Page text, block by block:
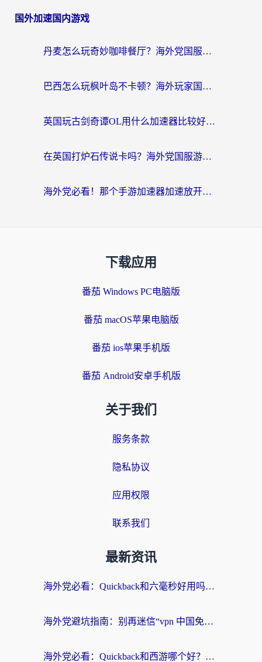
国外加速国内游戏
丹麦怎么玩奇妙咖啡餐厅？海外党国服游戏加速全攻略（附灌篮高手元气骑士实测）
巴西怎么玩枫叶岛不卡顿？海外玩家国服游戏加速器终极指南（含战双野兽领主提速秘籍）
英国玩古剑奇谭OL用什么加速器比较好？留学生亲测有效的国服游戏加速指南
在英国打炉石传说卡吗？海外党国服游戏不卡顿的终极指南
海外党必看！那个手游加速器加速放开那三国3最好？一篇解决国服游戏卡顿难题
下载应用
番茄 Windows PC电脑版
番茄 macOS苹果电脑版
番茄 ios苹果手机版
番茄 Android安卓手机版
关于我们
服务条款
隐私协议
应用权限
联系我们
最新资讯
海外党必看：Quickback和六毫秒好用吗？3步选对回国加速器，无缝刷国内剧玩游戏
海外党避坑指南：别再迷信“vpn 中国免费”，选对回国加速器才能无缝刷国内资源
海外党必看：Quickback和西游哪个好？3个维度教你选对回国加速器